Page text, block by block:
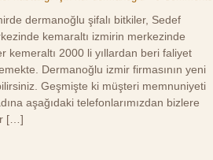
dermanoğlu şifalı bitkiler, Sedef
kemaraltı izmirin merkezinde
kemeraltı 2000 li yıllardan beri faliyet
Dermanoğlu izmir firmasının yeni
Geşmişte ki müşteri memnuniyeti
aşağıdaki telefonlarımızdan bizlere
[…]